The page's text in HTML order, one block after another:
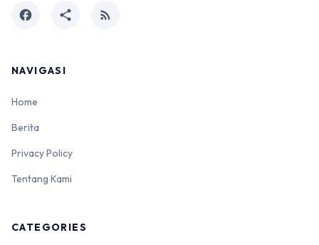
facebook share rss_feed
NAVIGASI
Home
Berita
Privacy Policy
Tentang Kami
CATEGORIES